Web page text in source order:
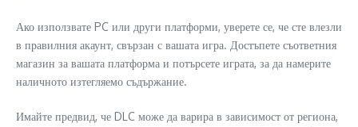
Ако използвате PC или други платформи, уверете се, че сте влезли
в правилния акаунт, свързан с вашата игра. Достъпете съответния
магазин за вашата платформа и потърсете играта, за да намерите
наличното изтегляемо съдържание.
Имайте предвид, че DLC може да варира в зависимост от региона,